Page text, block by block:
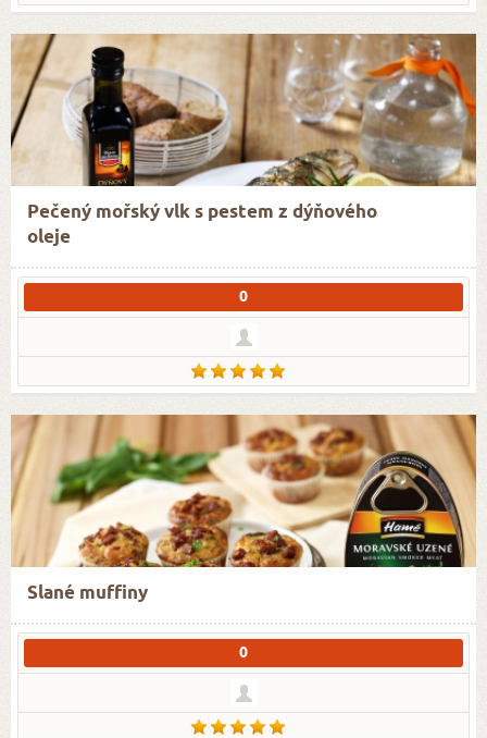
Pečený mořský vlk s pestem z dýňového
oleje
0
Slané muffiny
0